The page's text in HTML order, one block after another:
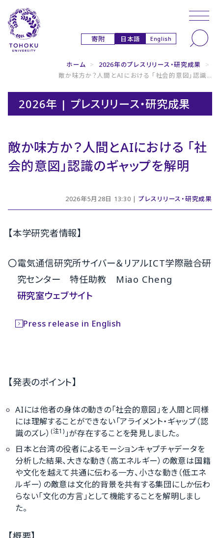
寄附 日本語 English
ホーム > 2026年のプレスリリース・研究成果
>
敵か味方か？人間とAIにおける 「社会的意図」認識...
2026年 | プレスリリース・研究成果
敵か味方か？人間とAIにおける 「社
会的意図」認識のギャップを解明
2026年5月28日 13:30 | プレスリリース・研究成果
【本学研究者情報】
〇電気通信研究所サイバー＆リアルICT学際融合研
究センター 特任助教 Miao Cheng
研究室ウェブサイト
Press release in English
【発表のポイント】
AIには他者の身体の動きの「社会的意図」を人間と同様
には理解することができない「アライメント・ギャップ（認
識のズレ） (注1)」が存在することを発見しました。
日本と台湾の役者によるモーションキャプチャデータを
分析した結果、大きな動き（高エネルギー）の敵意は国籍
や文化を越えて共通に伝わる一方、小さな動き（低エネ
ルギー）の敵意は文化的背景を共有する集団にしか伝わ
らない「文化の方言」として機能することを解明しまし
た。